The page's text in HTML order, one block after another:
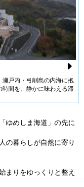
瀬戸内・弓削島の内海に抱
間を、静かに味わえる滞
N
e
xt
ゆめしま海道」の先に
の暮らしが自然に寄り
まりをゆっくりと整え